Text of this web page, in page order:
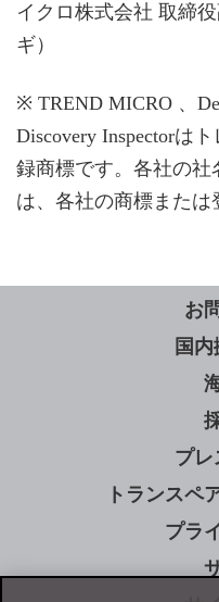
イクロ株式会社 取締
ギ）
※ TREND MICRO 、
Discovery Inspectorは
録商標です。各社の社
は、各社の商標または
お
国
プレ
トランスペ
プラ